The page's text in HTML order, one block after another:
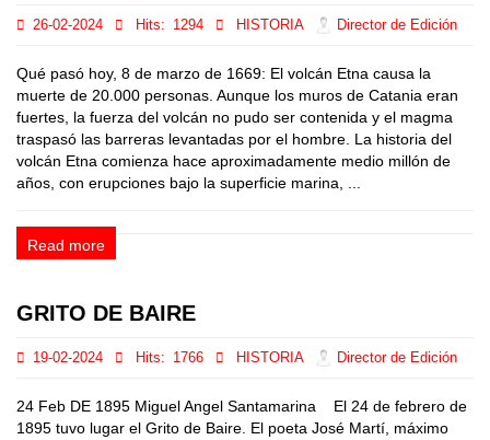
26-02-2024 Hits: 1294 HISTORIA Director de Edición
Qué pasó hoy, 8 de marzo de 1669: El volcán Etna causa la
muerte de 20.000 personas. Aunque los muros de Catania eran
fuertes, la fuerza del volcán no pudo ser contenida y el magma
traspasó las barreras levantadas por el hombre. La historia del
volcán Etna comienza hace aproximadamente medio millón de
años, con erupciones bajo la superficie marina, ...
Read more
GRITO DE BAIRE
19-02-2024 Hits: 1766 HISTORIA Director de Edición
24 Feb DE 1895 Miguel Angel Santamarina El 24 de febrero de
1895 tuvo lugar el Grito de Baire. El poeta José Martí, máximo